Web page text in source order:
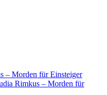
– Morden für Einsteiger
Rimkus – Morden für